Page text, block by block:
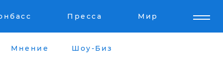
Пресса Мир
Мнение Шоу-Биз